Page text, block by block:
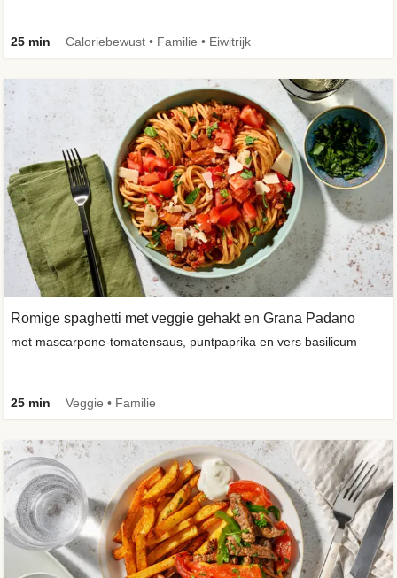
25 min Caloriebewust • Familie • Eiwitrijk
Romige spaghetti met veggie gehakt en Grana Padano
met mascarpone-tomatensaus, puntpaprika en vers basilicum
25 min Veggie • Familie